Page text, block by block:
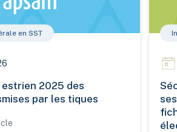
en SST
2025 des
par les tiques